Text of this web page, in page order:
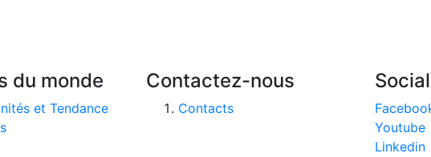
du monde
et Tendance
Contactez-nous
Contacts
Youtube
Linkedin